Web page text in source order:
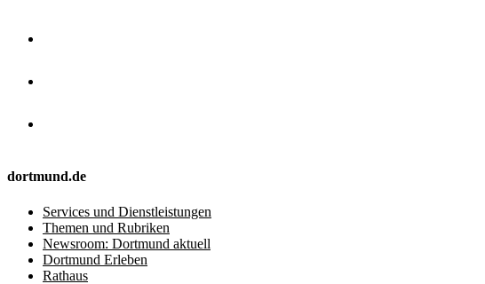
dortmund.de
Services und Dienstleistungen
Themen und Rubriken
Newsroom: Dortmund aktuell
Dortmund Erleben
Rathaus